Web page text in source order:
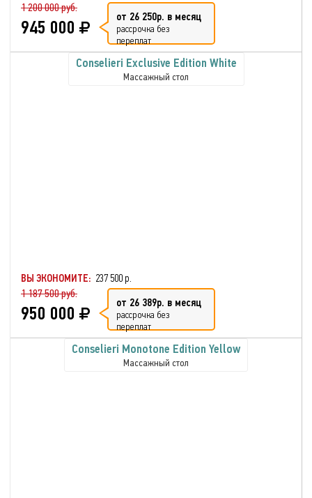
1 200 000 руб.
945 000 от 26 250р. в месяц
рассрочка без
переплат
Conselieri Exclusive Edition White
Массажный стол
ВЫ ЭКОНОМИТЕ: 237 500 р.
1 187 500 руб.
950 000 от 26 389р. в месяц
рассрочка без
переплат
Conselieri Monotone Edition Yellow
Массажный стол